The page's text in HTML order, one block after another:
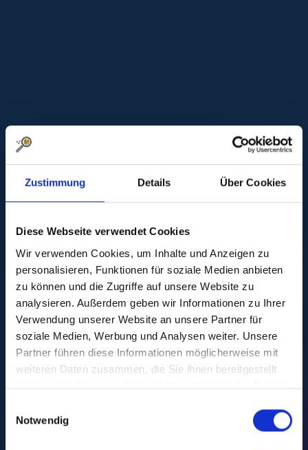
Zustimmung Details Über Cookies
Diese Webseite verwendet Cookies
Wir verwenden Cookies, um Inhalte und Anzeigen zu
personalisieren, Funktionen für soziale Medien anbieten
zu können und die Zugriffe auf unsere Website zu
analysieren. Außerdem geben wir Informationen zu Ihrer
Verwendung unserer Website an unsere Partner für
soziale Medien, Werbung und Analysen weiter. Unsere
Partner führen diese Informationen möglicherweise mit
weiteren Daten zusammen, die Sie ihnen bereitgestellt
haben oder die sie im Rahmen Ihrer Nutzung der Dienste
Notwendig
19. Juni 2023 • horizoom GmbH
horizoom ist
Mitglied in der
DGOF